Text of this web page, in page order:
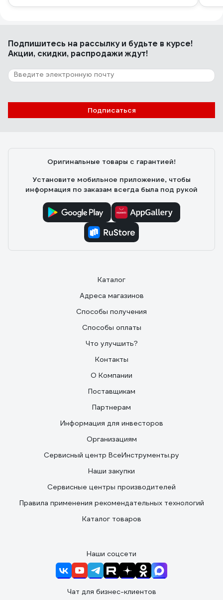
Подпишитесь на рассылкуи будьте в курсе!
Акции, скидки, распродажи ждут!
Подписаться
Оригинальные товары с гарантией!
Установите мобильное приложение, чтобы
информация по заказам всегда была под рукой
Каталог
Адреса магазинов
Способы получения
Способы оплаты
Что улучшить?
Контакты
О Компании
Поставщикам
Партнерам
Информация для инвесторов
Организациям
Сервисный центр ВсеИнструменты.ру
Наши закупки
Сервисные центры производителей
Правила применения рекомендательных технологий
Каталог товаров
Наши соцсети
Чат для бизнес-клиентов